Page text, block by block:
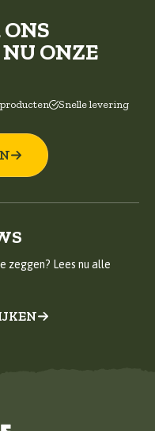
ONZE
Snelle levering
zeggen? Lees nu alle